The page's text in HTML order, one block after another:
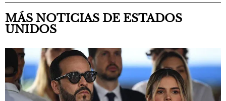
MÁS NOTICIAS DE ESTADOS
UNIDOS